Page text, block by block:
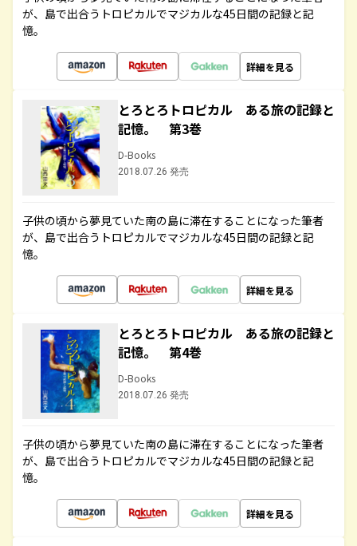
が、島で出合うトロピカルでマジカルな45日間の記録と記
憶。
詳細を見る
とろとろトロピカル ある旅の記録と
記憶。 第3巻
D-Books
2018.07.26 発売
子供の頃から夢見ていた南の島に滞在することになった筆者
が、島で出合うトロピカルでマジカルな45日間の記録と記
憶。
詳細を見る
とろとろトロピカル ある旅の記録と
記憶。 第4巻
D-Books
2018.07.26 発売
子供の頃から夢見ていた南の島に滞在することになった筆者
が、島で出合うトロピカルでマジカルな45日間の記録と記
憶。
詳細を見る